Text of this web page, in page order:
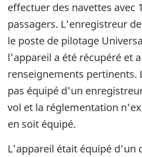
effectuer des navettes avec
passagers. L'enregistreur
le poste de pilotage
l'appareil a été récupéré et
renseignements
pas équipé d'un
vol et la réglementation
en soit équipé.
L'appareil était équipé d'un